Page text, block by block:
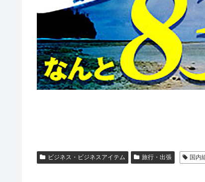
ビジネス・ビジネスアイテム 旅行・出張 国内